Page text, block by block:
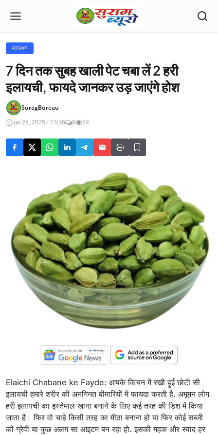
स्वास्थ्य
7 दिन तक सुबह खाली पेट चबा लें 2 हरी
इलायची, फायदे जानकर उड़ जाएंगे होश
SuragBureau
Jun 28, 2025 - 13:36
0 74
Elaichi Chabane ke Fayde: आपके किचन में रखी हुई छोटी सी
इलायची हमारे शरीर की अनगिनत बीमारियों में फायदा करती है. अमूमन लोग
हरी इलायची का इस्तेमाल खाना बनाने के लिए कई तरह की डिश में किया
जाता है। फिर वो चाहे किसी तरह का मीठा बनाना हो या फिर कोई सब्जी
की ग्रेवी या कुछ अलग सा आइटम बन रहा हो. इसकी महक और स्वाद हर